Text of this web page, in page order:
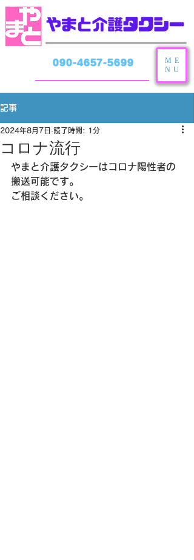
090-4657-5699
ME
NU
記事
コロナ流行
2024年8月7日 読了時間: 1分
やまと介護タクシーはコロナ陽性者の
搬送可能です。
ご相談ください。